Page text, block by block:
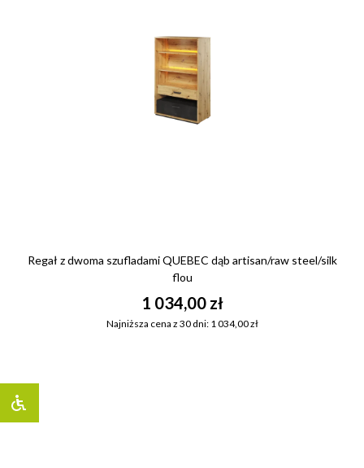
Regał z dwoma szufladami QUEBEC dąb artisan/raw steel/silk
flou
1 034,00 zł
Najniższa cena z 30 dni: 1 034,00 zł